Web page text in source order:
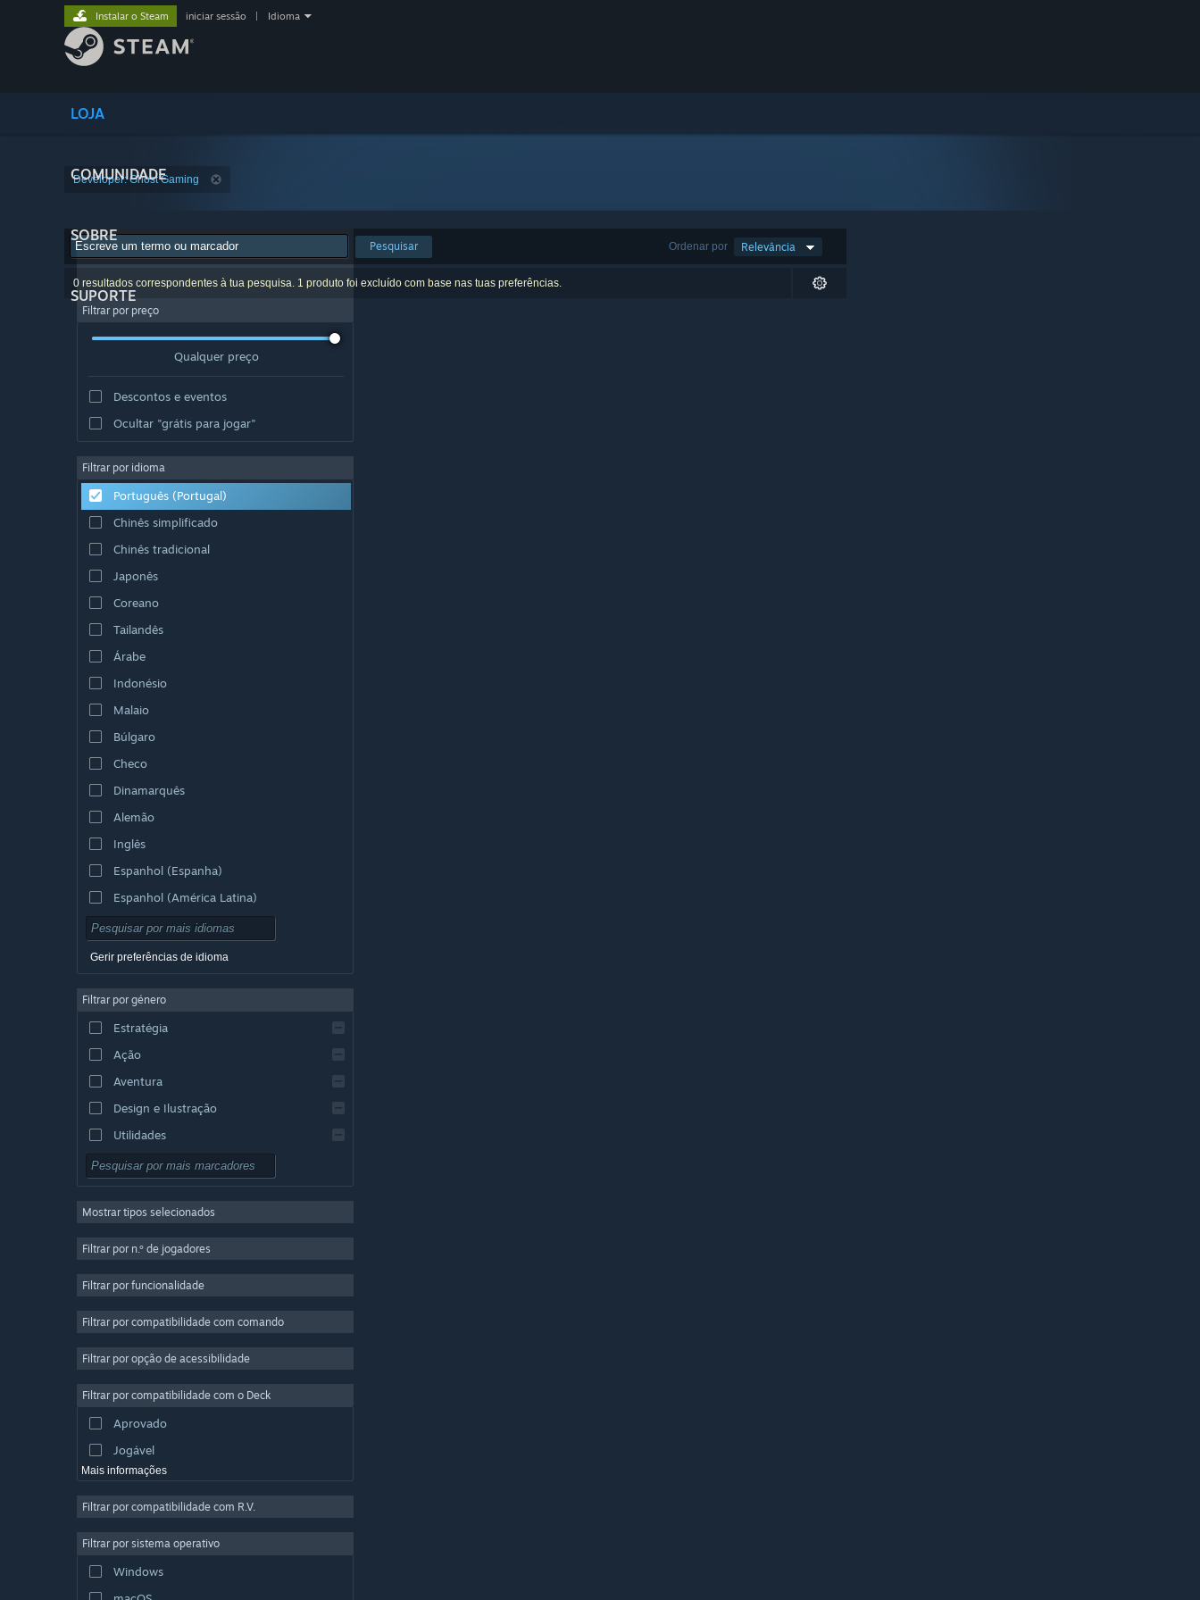
LOJA
COMUNIDADE
SOBRE
SUPORTE
Instalar o Steam iniciar sessão Idioma
Developer: Ghost Gaming
Ordenar por Relevância
Pesquisar
0 resultados correspondentes à tua pesquisa. 1 produto foi excluído com base nas tuas preferências.
Filtrar por preço
Qualquer preço
Descontos e eventos
Ocultar "grátis para jogar"
Filtrar por idioma
Português (Portugal)
Chinês simplificado
Chinês tradicional
Japonês
Coreano
Tailandês
Árabe
Indonésio
Malaio
Búlgaro
Checo
Dinamarquês
Alemão
Inglês
Espanhol (Espanha)
Espanhol (América Latina)
Gerir preferências de idioma
Filtrar por género
Estratégia
Ação
Aventura
Design e Ilustração
Utilidades
Grátis para Jogar
Multijogador em Massa
Casual
Simulação
Produção de Vídeo
Edição de Fotografias
Mostrar tipos selecionados
Filtrar por n.º de jogadores
Filtrar por funcionalidade
Filtrar por compatibilidade com comando
Filtrar por opção de acessibilidade
Filtrar por compatibilidade com o Deck
Aprovado
Jogável
Mais informações
Filtrar por compatibilidade com R.V.
Filtrar por sistema operativo
Windows